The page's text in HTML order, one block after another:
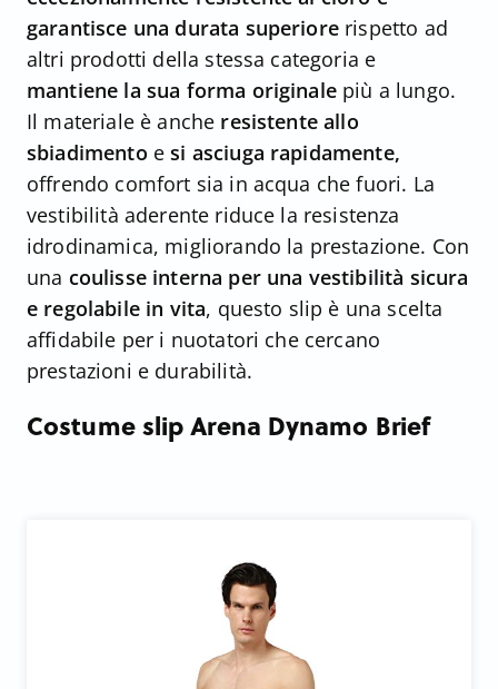
garantisce una durata superiore rispetto ad
altri prodotti della stessa categoria e
mantiene la sua forma originale più a lungo.
Il materiale è anche resistente allo
sbiadimento esi asciuga rapidamente,
offrendo comfort sia in acqua che fuori. La
vestibilità aderente riduce la resistenza
idrodinamica, migliorando la prestazione. Con
una coulisse interna per una vestibilità sicura
e regolabile in vita, questo slip è una scelta
affidabile per i nuotatori che cercano
prestazioni e durabilità.
Costume slip Arena Dynamo Brief